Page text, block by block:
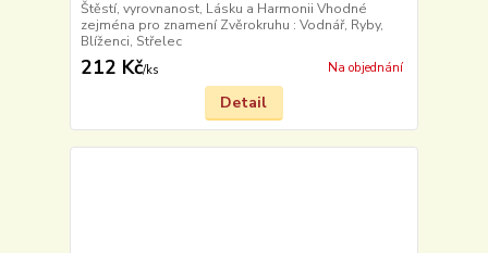
Štěstí, vyrovnanost, Lásku a Harmonii Vhodné
zejména pro znamení Zvěrokruhu : Vodnář, Ryby,
Blíženci, Střelec
212 Kč/ks Na objednání
Detail